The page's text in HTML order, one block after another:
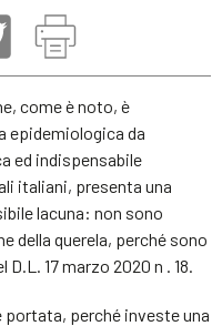
come è noto, è
epidemiologica da
ed indispensabile
italiani, presenta una
lacuna: non sono
della querela, perché sono
17 marzo 2020 n . 18.
portata, perché investe una